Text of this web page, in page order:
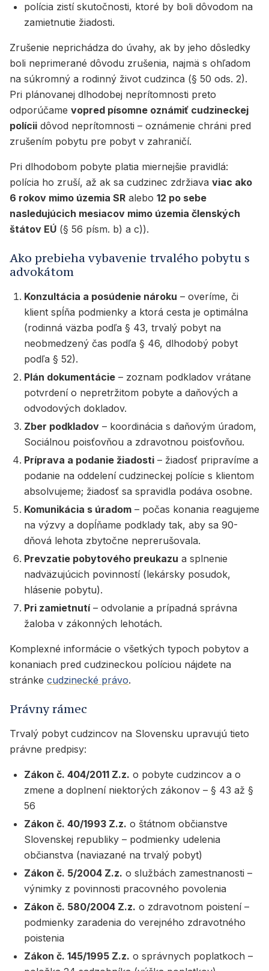
polícia zistí skutočnosti, ktoré by boli dôvodom na
zamietnutie žiadosti.
Zrušenie neprichádza do úvahy, ak by jeho dôsledky
boli neprimerané dôvodu zrušenia, najmä s ohľadom
na súkromný a rodinný život cudzinca (§ 50 ods. 2).
Pri plánovanej dlhodobej neprítomnosti preto
odporúčame vopred písomne oznámiť cudzineckej
polícii dôvod neprítomnosti – oznámenie chráni pred
zrušením pobytu pre pobyt v zahraničí.
Pri dlhodobom pobyte platia miernejšie pravidlá:
polícia ho zruší, až ak sa cudzinec zdržiava viac ako
6 rokov mimo územia SR alebo 12 po sebe
nasledujúcich mesiacov mimo územia členských
štátov EÚ (§ 56 písm. b) a c)).
Ako prebieha vybavenie trvalého pobytu s
advokátom
Konzultácia a posúdenie nároku – overíme, či
klient spĺňa podmienky a ktorá cesta je optimálna
(rodinná väzba podľa § 43, trvalý pobyt na
neobmedzený čas podľa § 46, dlhodobý pobyt
podľa § 52).
Plán dokumentácie – zoznam podkladov vrátane
potvrdení o nepretržitom pobyte a daňových a
odvodových dokladov.
Zber podkladov – koordinácia s daňovým úradom,
Sociálnou poisťovňou a zdravotnou poisťovňou.
Príprava a podanie žiadosti – žiadosť pripravíme a
podanie na oddelení cudzineckej polície s klientom
absolvujeme; žiadosť sa spravidla podáva osobne.
Komunikácia s úradom – počas konania reagujeme
na výzvy a dopĺňame podklady tak, aby sa 90-
dňová lehota zbytočne neprerušovala.
Prevzatie pobytového preukazu a splnenie
nadväzujúcich povinností (lekársky posudok,
hlásenie pobytu).
Pri zamietnutí– odvolanie a prípadná správna
žaloba v zákonných lehotách.
Komplexné informácie o všetkých typoch pobytov a
konaniach pred cudzineckou políciou nájdete na
stránke cudzinecké právo.
Právny rámec
Trvalý pobyt cudzincov na Slovensku upravujú tieto
právne predpisy:
Zákon č. 404/2011 Z.z. o pobyte cudzincov a o
zmene a doplnení niektorých zákonov – § 43 až §
56
Zákon č. 40/1993 Z.z. o štátnom občianstve
Slovenskej republiky – podmienky udelenia
občianstva (naviazané na trvalý pobyt)
Zákon č. 5/2004 Z.z. o službách zamestnanosti –
výnimky z povinnosti pracovného povolenia
Zákon č. 580/2004 Z.z. o zdravotnom poistení –
podmienky zaradenia do verejného zdravotného
poistenia
Zákon č. 145/1995 Z.z. o správnych poplatkoch –